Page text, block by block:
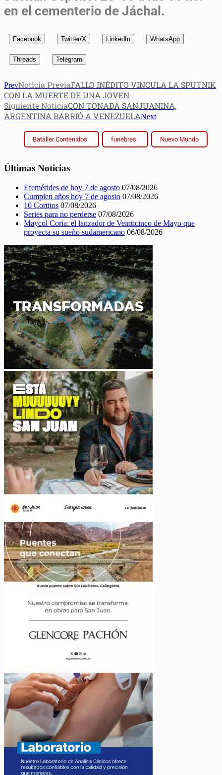
en el cementerio de Jáchal.
Facebook Twitter/X LinkedIn WhatsApp
Threads Telegram
PrevNoticia PreviaFALLO INÉDITO VINCULA LA SPUTNIK
CON LA MUERTE DE UNA JOVEN
Siguiente NoticiaCON TONADA SANJUANINA,
ARGENTINA BARRIÓ A VENEZUELANext
Bataller Contenidos funebres Nuevo Mundo
Últimas Noticias
Efemérides de hoy 7 de agosto 07/08/2026
Cumplen años hoy 7 de agosto 07/08/2026
10 Cortitos 07/08/2026
Series para no perderse 07/08/2026
Maycol Coria: el lanzador de Veinticinco de Mayo que
proyecta su sueño sudamericano 06/08/2026